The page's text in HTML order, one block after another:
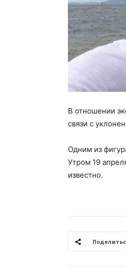
В отношении
связи с
Одним из
Утром 19
известно.